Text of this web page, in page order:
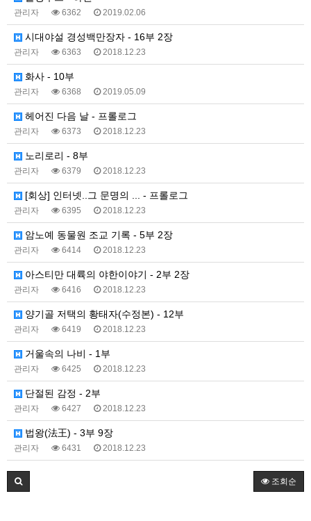
관리자 6362 2019.02.06
시대야설 경성백만장자 - 16부 2장
관리자 6363 2018.12.23
화사 - 10부
관리자 6368 2019.05.09
헤어진 다음 날 - 프롤로그
관리자 6373 2018.12.23
노리로리 - 8부
관리자 6379 2018.12.23
[회상] 인터넷..그 문명의 ... - 프롤로그
관리자 6395 2018.12.23
암노예 동물원 조교 기록 - 5부 2장
관리자 6414 2018.12.23
아스티만 대륙의 야한이야기 - 2부 2장
관리자 6416 2018.12.23
양기골 저택의 황태자(수정본) - 12부
관리자 6419 2018.12.23
거울속의 나비 - 1부
관리자 6425 2018.12.23
단절된 감정 - 2부
관리자 6427 2018.12.23
법왕(法王) - 3부 9장
관리자 6431 2018.12.23
조회순